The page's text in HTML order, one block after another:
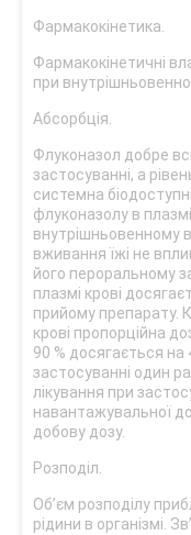
Фармакокінетика.
Фармакокінетичні
при
Абсорбція.
Флуконазол добре
застосуванні, а
системна
флуконазолу в
внутрішньовенному
вживання їжі не
його пероральному
плазмі крові
прийому препарату.
крові пропорційна
90 % досягається
застосуванні один
лікування при
навантажувальної
добову дозу.
Розподіл.
Об’єм розподілу
рідини в організмі.